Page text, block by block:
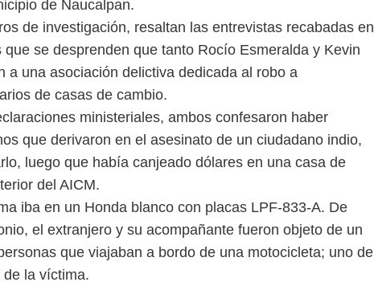
de Naucalpan.
de investigación, resaltan las entrevistas recabadas en
se desprenden que tanto Rocío Esmeralda y Kevin
a una asociación delictiva dedicada al robo a
de casas de cambio.
ministeriales, ambos confesaron haber
que derivaron en el asesinato de un ciudadano indio,
luego que había canjeado dólares en una casa de
del AICM.
iba en un Honda blanco con placas LPF-833-A. De
el extranjero y su acompañante fueron objeto de un
que viajaban a bordo de una motocicleta; uno de
la víctima.